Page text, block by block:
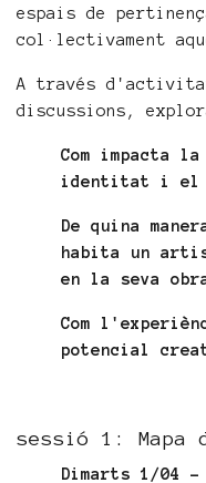
espais de
col·lectivament
A través
discussions,
Com impacta
identitat i
De quina
habita un
en la seva
Com
potencial
sessió 1: Mapa
Dimarts 1/04